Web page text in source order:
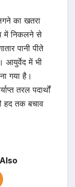
का खतरा
में निकलने से
पानी पीते
आयुर्वेद में भी
गया है।
तरल पदार्थों
हद तक बचाव